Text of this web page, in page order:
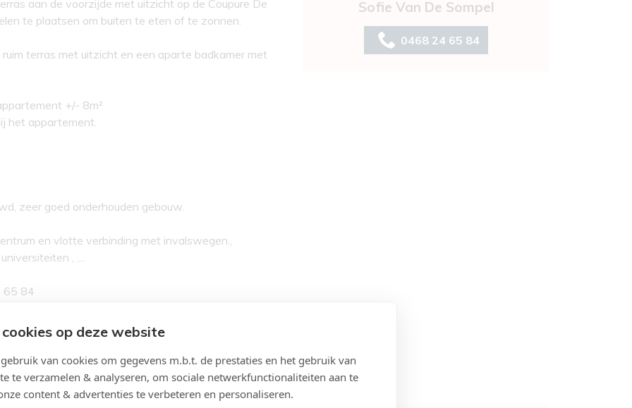
aan de voorzijde met uitzicht op de Coupure De
te plaatsen om buiten te eten of te zonnen.
terras met uitzicht en een aparte badkamer met
+/- 8m²
het appartement.
zeer goed onderhouden gebouw.
en vlotte verbinding met invalswegen.,
, ....
65 84
Sofie Van De Sompel
0468 24 65 84
op deze website
van cookies om gegevens m.b.t. de prestaties en het gebruik van
te verzamelen & analyseren, om sociale netwerkfunctionaliteiten aan te
content & advertenties te verbeteren en personaliseren.